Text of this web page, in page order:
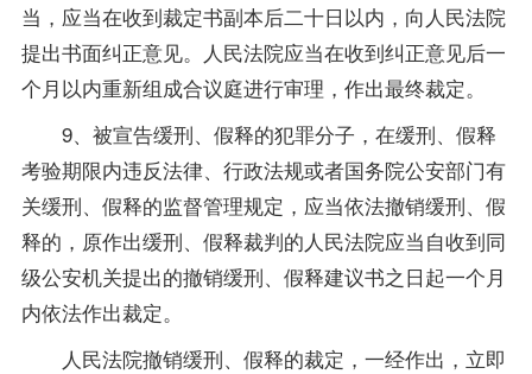
当，应当在收到裁定书副本后二十日以内，向人民法院
提出书面纠正意见。人民法院应当在收到纠正意见后一
个月以内重新组成合议庭进行审理，作出最终裁定。
9、被宣告缓刑、假释的犯罪分子，在缓刑、假释
考验期限内违反法律、行政法规或者国务院公安部门有
关缓刑、假释的监督管理规定，应当依法撤销缓刑、假
释的，原作出缓刑、假释裁判的人民法院应当自收到同
级公安机关提出的撤销缓刑、假释建议书之日起一个月
内依法作出裁定。
人民法院撤销缓刑、假释的裁定，一经作出，立即